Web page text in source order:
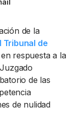
de la
Tribunal de
respuesta a la
de las
de nulidad